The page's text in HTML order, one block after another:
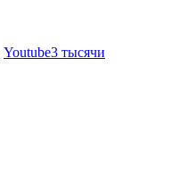
Youtube3 тысячи